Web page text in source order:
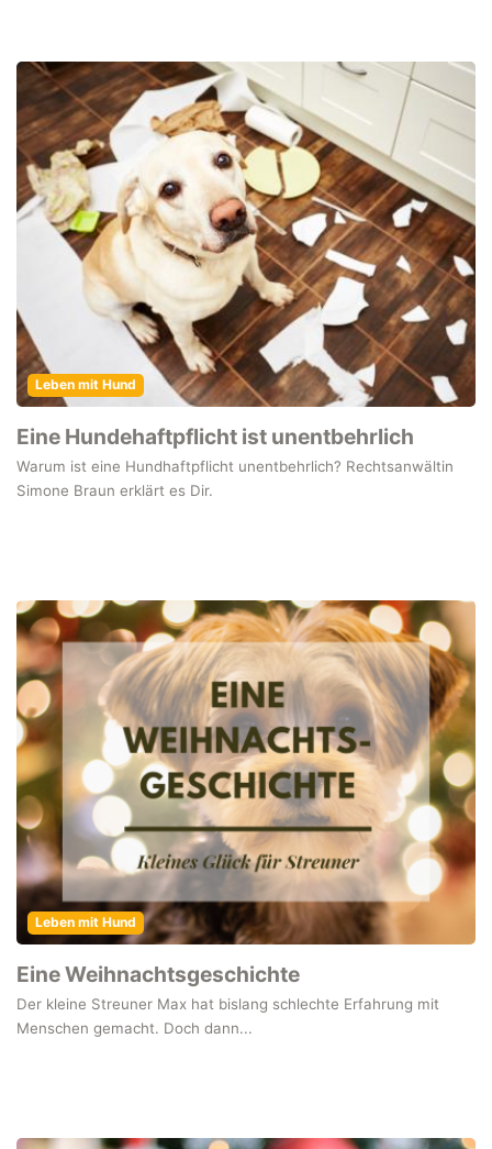
Leben mit Hund
Eine Hundehaftpflicht ist unentbehrlich
Warum ist eine Hundhaftpflicht unentbehrlich? Rechtsanwältin
Simone Braun erklärt es Dir.
Leben mit Hund
Eine Weihnachtsgeschichte
Der kleine Streuner Max hat bislang schlechte Erfahrung mit
Menschen gemacht. Doch dann...